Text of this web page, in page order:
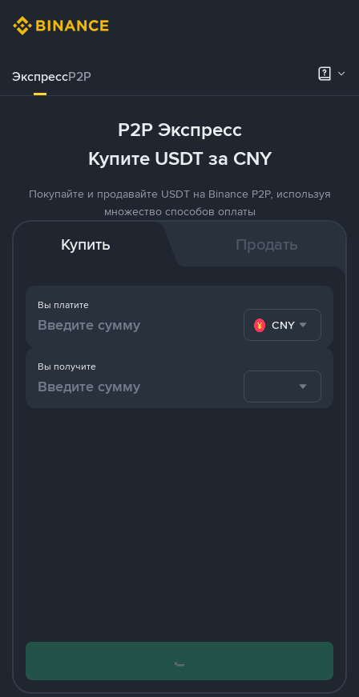
ЭкспрессP2P
P2P Экспресс
Купите USDT за CNY
Покупайте и продавайте USDT на Binance P2P, используя
множество способов оплаты
Купить Продать
Вы платите
CNY
Вы получите